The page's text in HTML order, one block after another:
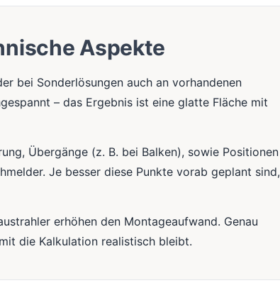
Aspekte
bei Sonderlösungen auch an vorhandenen
– das Ergebnis ist eine glatte Fläche mit
Übergänge (z. B. bei Balken), sowie Positionen
Je besser diese Punkte vorab geplant sind,
erhöhen den Montageaufwand. Genau
die Kalkulation realistisch bleibt.